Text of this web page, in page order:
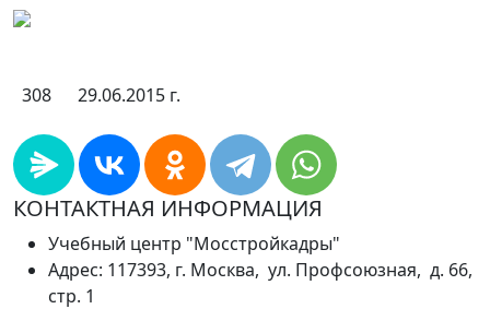
308 29.06.2015 г.
КОНТАКТНАЯ ИНФОРМАЦИЯ
Учебный центр "Мосстройкадры"
Адрес: 117393, г. Москва, ул. Профсоюзная, д. 66,
стр. 1